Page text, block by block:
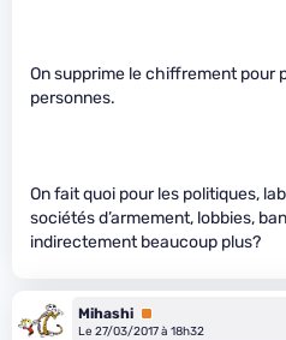
On supprime le chiffrement pour
personnes.
On fait quoi pour les politiques,
sociétés d’armement, lobbies,
indirectement beaucoup plus?
Mihashi Premium
Le 27/03/2017 à 18h32